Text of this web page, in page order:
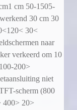
cm 50-1505-
30 cm 30
30<
naar
verkeerd om 10
200>
niet
scherm (800
400> 20>